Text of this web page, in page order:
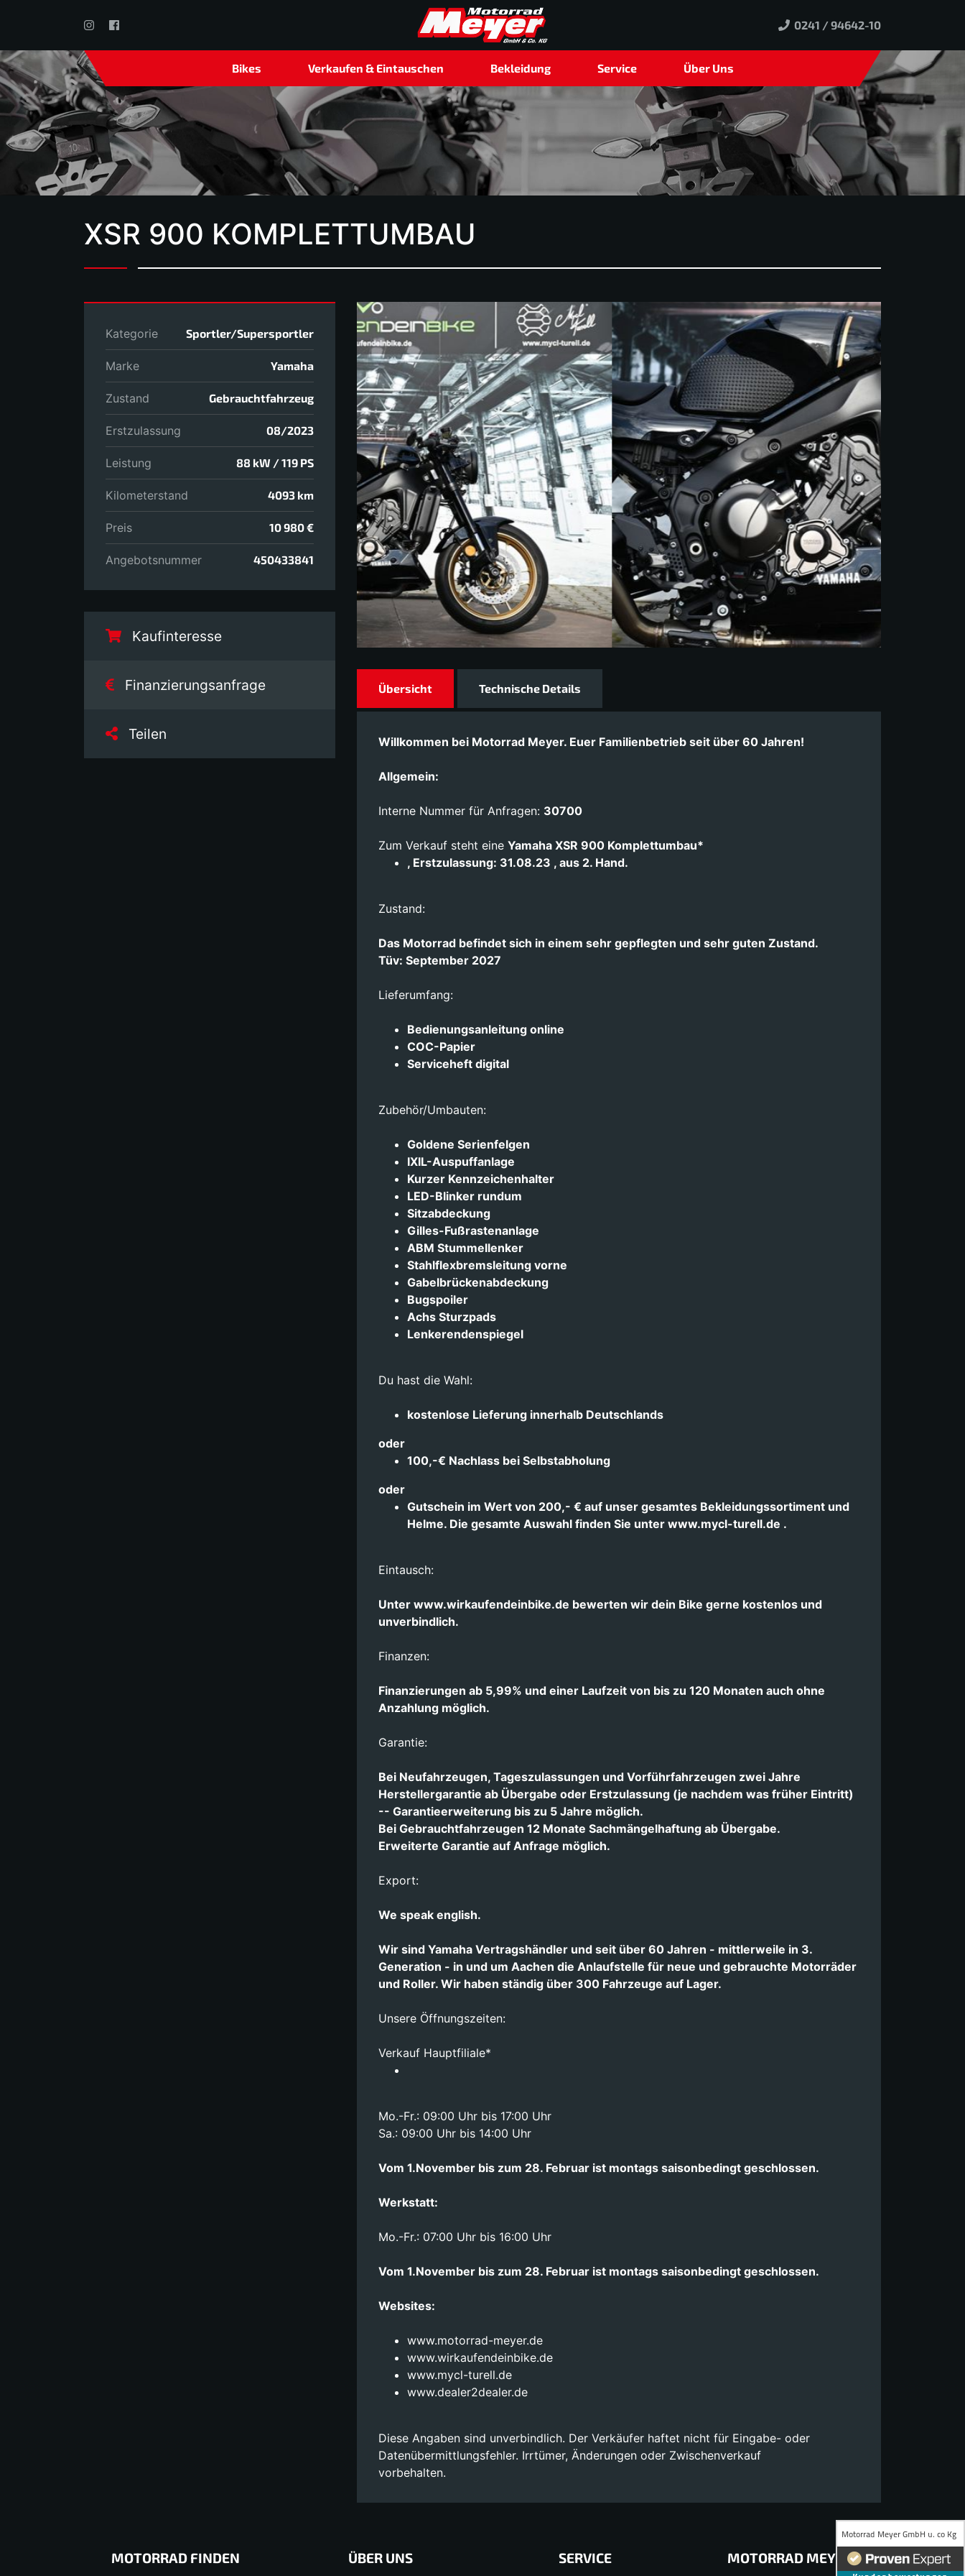
0241 / 94642-10
Bikes Verkaufen & Eintauschen Bekleidung Service Über Uns
XSR 900 KOMPLETTUMBAU
Kategorie Sportler/Supersportler
Marke Yamaha
Zustand Gebrauchtfahrzeug
Erstzulassung 08/2023
Leistung 88 kW / 119 PS
Kilometerstand 4093 km
Preis 10 980 €
Angebotsnummer 450433841
Kaufinteresse
Finanzierungsanfrage
Teilen
Übersicht Technische Details
Willkommen bei Motorrad Meyer. Euer Familienbetrieb seit über 60 Jahren!
Allgemein:
Interne Nummer für Anfragen: 30700
Zum Verkauf steht eine Yamaha XSR 900 Komplettumbau*
, Erstzulassung: 31.08.23 , aus 2. Hand.
Zustand:
Das Motorrad befindet sich in einem sehr gepflegten und sehr guten Zustand.
Tüv: September 2027
Lieferumfang:
Bedienungsanleitung online
COC-Papier
Serviceheft digital
Zubehör/Umbauten:
Goldene Serienfelgen
IXIL-Auspuffanlage
Kurzer Kennzeichenhalter
LED-Blinker rundum
Sitzabdeckung
Gilles-Fußrastenanlage
ABM Stummellenker
Stahlflexbremsleitung vorne
Gabelbrückenabdeckung
Bugspoiler
Achs Sturzpads
Lenkerendenspiegel
Du hast die Wahl:
kostenlose Lieferung innerhalb Deutschlands
oder
100,-€ Nachlass bei Selbstabholung
oder
Gutschein im Wert von 200,- € auf unser gesamtes Bekleidungssortiment und
Helme. Die gesamte Auswahl finden Sie unter www.mycl-turell.de .
Eintausch:
Unter www.wirkaufendeinbike.de bewerten wir dein Bike gerne kostenlos und
unverbindlich.
Finanzen:
Finanzierungen ab 5,99% und einer Laufzeit von bis zu 120 Monaten auch ohne
Anzahlung möglich.
Garantie:
Bei Neufahrzeugen, Tageszulassungen und Vorführfahrzeugen zwei Jahre
Herstellergarantie ab Übergabe oder Erstzulassung (je nachdem was früher Eintritt)
-- Garantieerweiterung bis zu 5 Jahre möglich.
Bei Gebrauchtfahrzeugen 12 Monate Sachmängelhaftung ab Übergabe.
Erweiterte Garantie auf Anfrage möglich.
Export:
We speak english.
Wir sind Yamaha Vertragshändler und seit über 60 Jahren - mittlerweile in 3.
Generation - in und um Aachen die Anlaufstelle für neue und gebrauchte Motorräder
und Roller. Wir haben ständig über 300 Fahrzeuge auf Lager.
Unsere Öffnungszeiten:
Verkauf Hauptfiliale*
Mo.-Fr.: 09:00 Uhr bis 17:00 Uhr
Sa.: 09:00 Uhr bis 14:00 Uhr
Vom 1.November bis zum 28. Februar ist montags saisonbedingt geschlossen.
Werkstatt:
Mo.-Fr.: 07:00 Uhr bis 16:00 Uhr
Vom 1.November bis zum 28. Februar ist montags saisonbedingt geschlossen.
Websites:
www.motorrad-meyer.de
www.wirkaufendeinbike.de
www.mycl-turell.de
www.dealer2dealer.de
Diese Angaben sind unverbindlich. Der Verkäufer haftet nicht für Eingabe- oder
Datenübermittlungsfehler. Irrtümer, Änderungen oder Zwischenverkauf
vorbehalten.
MOTORRAD FINDEN ÜBER UNS SERVICE MOTORRAD MEYER